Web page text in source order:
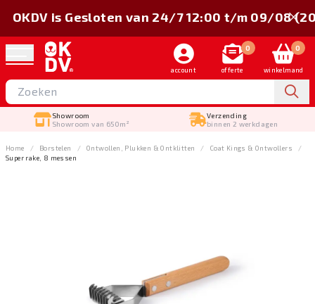
account
0
offerte
0
winkelmand
Showroom
Showroom van 650m²
Verzending
binnen 2 werkdagen
OKDV is Gesloten van 24/7 12:00 t/m 09/08
Home Borstelen Ontwollen, Plukken & Ontklitten
Coat Kings & Ontwollers
Super rake, 8 messen